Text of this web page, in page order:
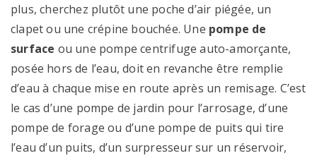
plus, cherchez plutôt une poche d’air piégée, un
clapet ou une crépine bouchée. Une pompe de
surface ou une pompe centrifuge auto-amorçante,
posée hors de l’eau, doit en revanche être remplie
d’eau à chaque mise en route après un remisage. C’est
le cas d’une pompe de jardin pour l’arrosage, d’une
pompe de forage ou d’une pompe de puits qui tire
l’eau d’un puits, d’un surpresseur sur un réservoir,